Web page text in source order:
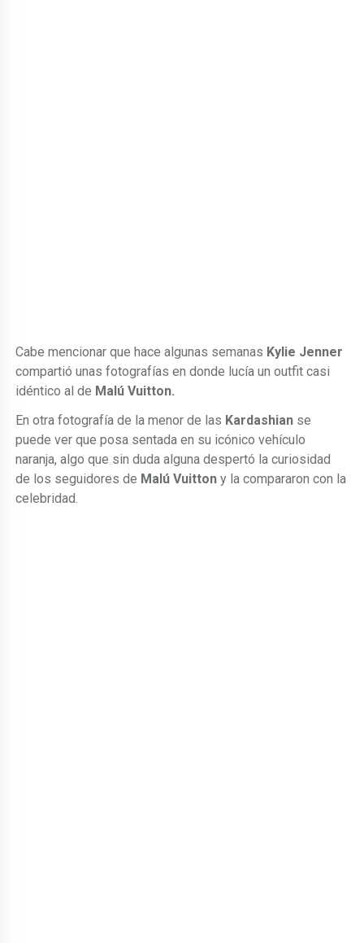
Cabe mencionar que hace algunas semanas Kylie Jenner
compartió unas fotografías en donde lucía un outfit casi
idéntico al de Malú Vuitton.
En otra fotografía de la menor de las Kardashian se
puede ver que posa sentada en su icónico vehículo
naranja, algo que sin duda alguna despertó la curiosidad
de los seguidores de Malú Vuitton y la compararon con la
celebridad.